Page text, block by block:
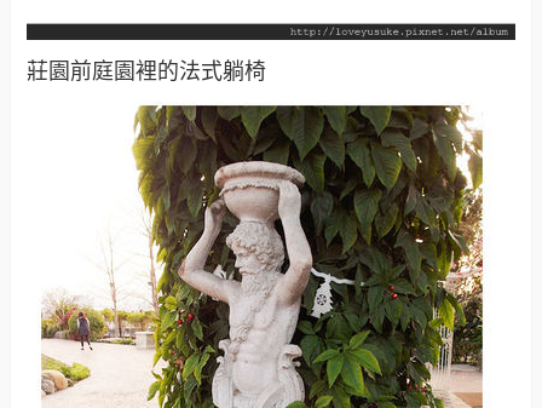
莊園前庭園裡的法式躺椅